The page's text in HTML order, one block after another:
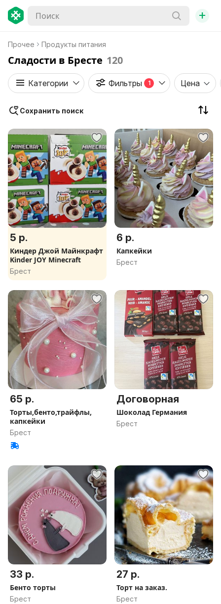
+
Прочее Продукты питания
Сладости в Бресте 120
Категории Фильтры 1 Цена
Сохранить поиск
5 р.
Киндер Джой Майнкрафт
Kinder JOY Minecraft
Брест
6 р.
Капкейки
Брест
65 р.
Торты,бенто,трайфлы,
капкейки
Брест
Договорная
Шоколад Германия
Брест
33 р.
Бенто торты
Брест
27 р.
Торт на заказ.
Брест